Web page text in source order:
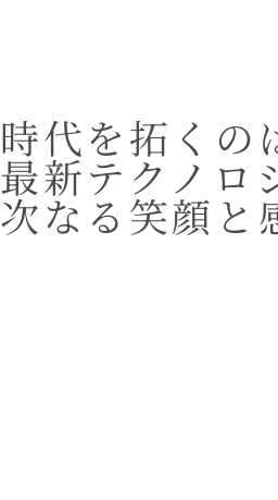
時代を拓くの
最新テクノロ
次なる笑顔と